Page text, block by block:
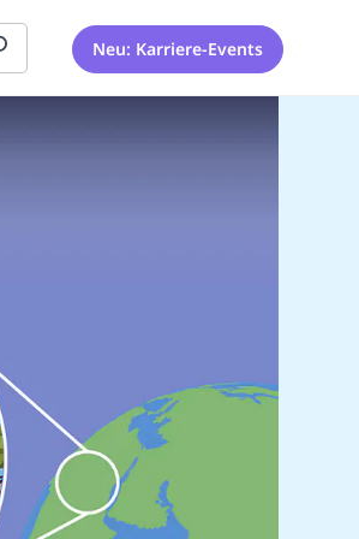
Neu: Karriere-Events